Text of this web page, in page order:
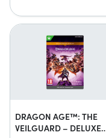
DRAGON AGE™: THE
VEILGUARD – DELUXE